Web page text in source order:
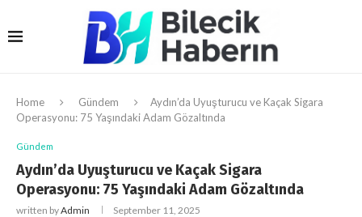
Home Gündem
Aydın’da Uyuşturucu ve Kaçak Sigara
Operasyonu: 75 Yaşındaki Adam Gözaltında
Gündem
Aydın’da Uyuşturucu ve Kaçak Sigara
Operasyonu: 75 Yaşındaki Adam Gözaltında
written byAdmin September 11, 2025